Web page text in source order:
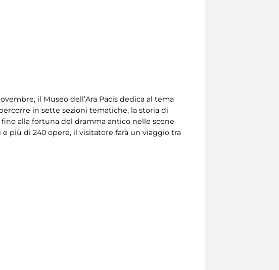
il Museo dell’Ara Pacis dedica al tema
in sette sezioni tematiche, la storia di
alla fortuna del dramma antico nelle scene
più di 240 opere, il visitatore farà un viaggio tra